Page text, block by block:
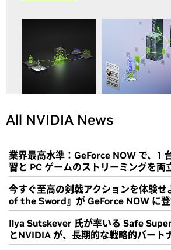
All NVIDIA News
業界最高水準：GeForce NOW で、1
習と PC ゲームのストリーミングを両
今すぐ至高の剣戟アクションを体験
of the Sword』が GeForce NOW に
Ilya Sutskever 氏が率いる Safe
とNVIDIA が、長期的な戦略的パート